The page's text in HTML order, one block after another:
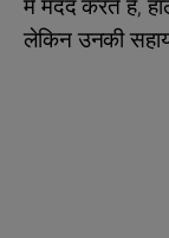
में मदद करते हैं,
लेकिन उनकी